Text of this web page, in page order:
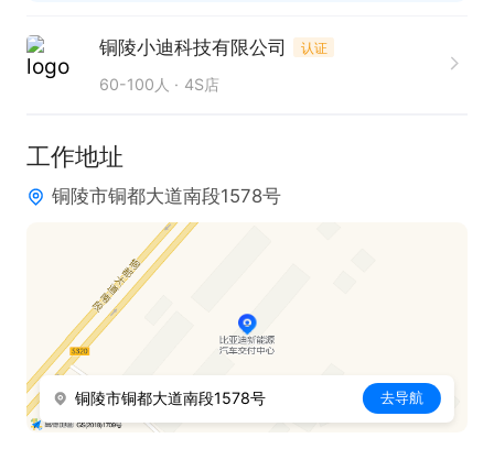
铜陵小迪科技有限公司 认证
60-100人 4S店
工作地址
铜陵市铜都大道南段1578号
铜陵市铜都大道南段1578号 去导航